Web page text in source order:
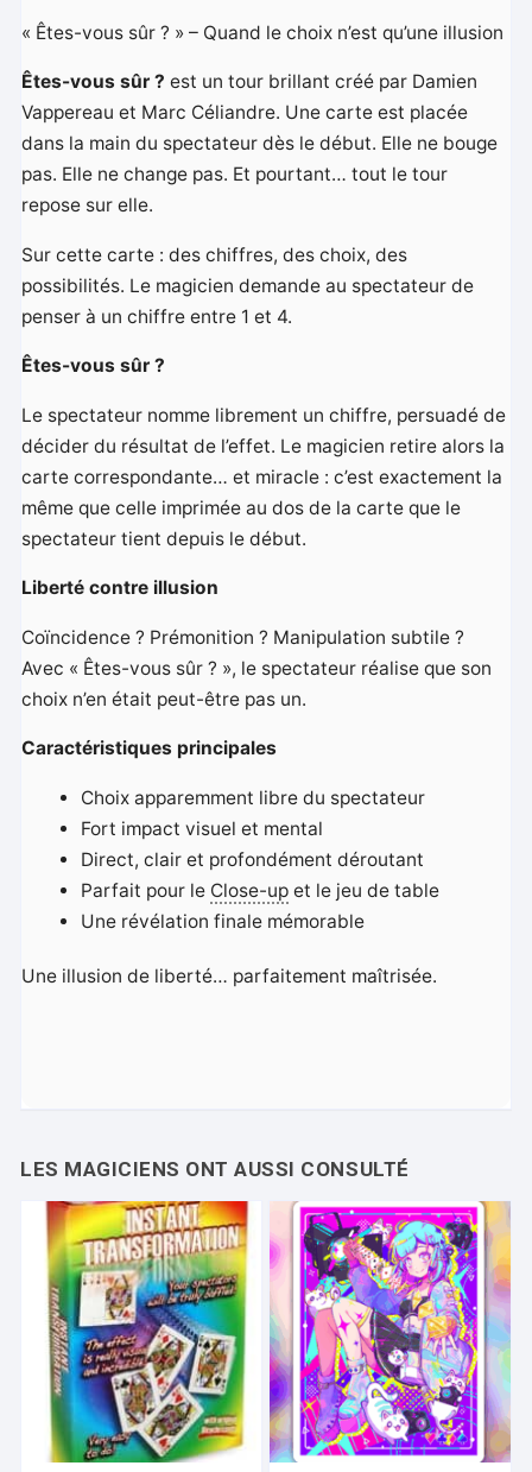
« Êtes-vous sûr ? » – Quand le choix n’est qu’une illusion
Êtes-vous sûr ? est un tour brillant créé par Damien
Vappereau et Marc Céliandre. Une carte est placée
dans la main du spectateur dès le début. Elle ne bouge
pas. Elle ne change pas. Et pourtant… tout le tour
repose sur elle.
Sur cette carte : des chiffres, des choix, des
possibilités. Le magicien demande au spectateur de
penser à un chiffre entre 1 et 4.
Êtes-vous sûr ?
Le spectateur nomme librement un chiffre, persuadé de
décider du résultat de l’effet. Le magicien retire alors la
carte correspondante… et miracle : c’est exactement la
même que celle imprimée au dos de la carte que le
spectateur tient depuis le début.
Liberté contre illusion
Coïncidence ? Prémonition ? Manipulation subtile ?
Avec « Êtes-vous sûr ? », le spectateur réalise que son
choix n’en était peut-être pas un.
Caractéristiques principales
Choix apparemment libre du spectateur
Fort impact visuel et mental
Direct, clair et profondément déroutant
Parfait pour le Close-up et le jeu de table
Une révélation finale mémorable
Une illusion de liberté… parfaitement maîtrisée.